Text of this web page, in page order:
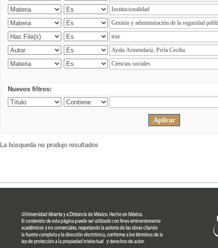
Nuevos filtros:
La búsqueda no produjo resultados